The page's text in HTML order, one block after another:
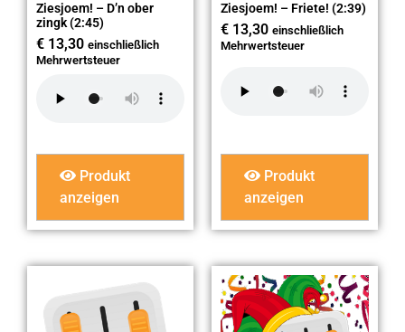
Ziesjoem! – D’n ober
zingk (2:45)
€ 13,30 einschließlich
Mehrwertsteuer
Produkt
anzeigen
Ziesjoem! – Friete! (2:39)
€ 13,30 einschließlich
Mehrwertsteuer
Produkt
anzeigen